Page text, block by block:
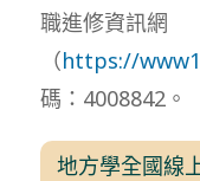
職進修資訊網
（https://
碼：4008842。
地方學全國線